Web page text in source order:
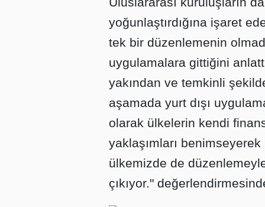
yoğunlaştırdığına işaret
tek bir düzenlemenin
uygulamalara gittiğini
yakından ve temkinli
aşamada yurt dışı
olarak ülkelerin kendi
yaklaşımları
ülkemizde de
çıkıyor."